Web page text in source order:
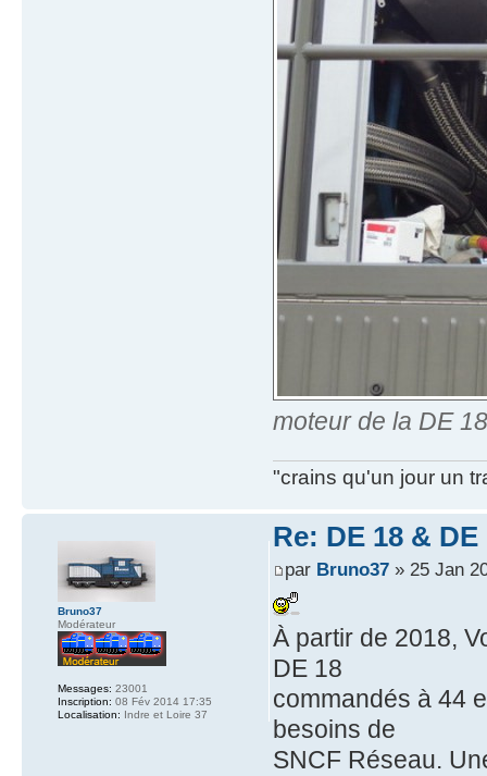
moteur de la DE
"crains qu'un jour un
Re: DE 18 &
par Bruno37» 25 Jan
À partir de 2018,
DE 18
commandés à 44
besoins de
SNCF Réseau.
Bruno37
Modérateur
Messages: 23001
Inscription: 08 Fév 2014 17:35
Localisation: Indre et Loire 37